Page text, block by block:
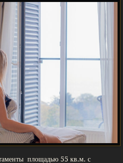
площадью 55 кв.м. с